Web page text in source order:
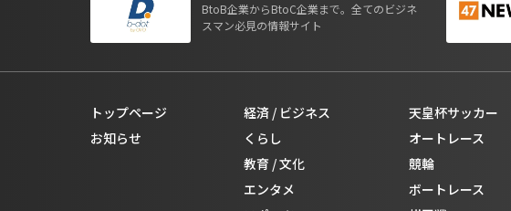
BtoB企業からBtoC企業まで。全てのビジネ
スマン必見の情報サイト
トップページ
お知らせ
経済 / ビジネス
くらし
教育 / 文化
エンタメ
天皇杯サッカー
オートレース
競輪
ボートレース